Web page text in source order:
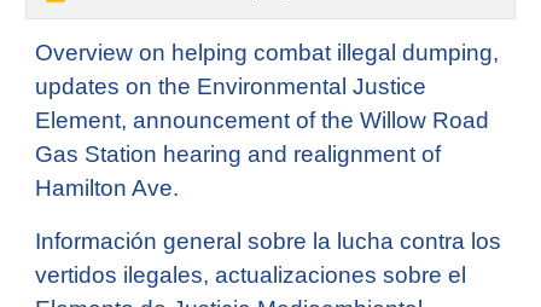
Overview on helping combat illegal dumping,
updates on the Environmental Justice
Element, announcement of the Willow Road
Gas Station hearingand realignment of
Hamilton Ave.
Información general sobre la lucha contra los
vertidos ilegales, actualizaciones sobre el